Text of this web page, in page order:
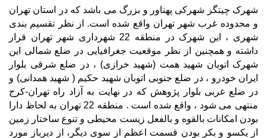
شهرک چیتگر شهرکی پهناور و بزرگ می باشد که در استان تهران
و محدوده غرب شهر تهران واقع شده است. از نظر تقسیم بندی
شهری ، این شهرک در منطقه 22 شهرداری شهر تهران قرار
داشته و همچنین از نظر موقعیت جغرافیایی در ضلع شمالی این
شهرک اتوبان شهید همت (شهید خرازی) ، در ضلع شرقی بلوار
ایران خودرو ، در ضلع جنوبی اتوبان شهید حکیم ( شهید همدانی) و
در ضلع غربی بلوار پژوهش که در نهایت به آزاد راه تهران-کرج
منتهی می شود ، واقع شده است . منطقه 22 ﺗﻬﺮان ﺑﻪ ﻟﺤﺎظ دارا
ﺑﻮدن اﻣﮑﺎﻧﺎت ﺑﺎﻟﻘﻮه و ﺑﺎﻟﻔﻌﻞ زﯾﺴﺖ ﻣﺤﯿﻄﯽ و ﺗﻨﻮع ﺳﺎﺧﺘﺎر زﻣﯿﻦ
از ﯾﮑﺴﻮ و ﺑﮑﺮ ﺑﻮدن ﻗﺴﻤﺖ اﻋﻈﻢ از ﺳﻮی دﯾﮕﺮ، از دﯾﺮﺑﺎز ﻣﻮرد